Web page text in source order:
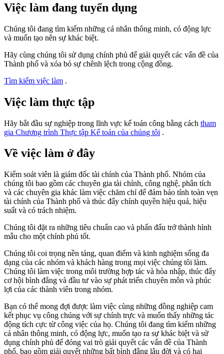
Việc làm đang tuyển dụng
Chúng tôi đang tìm kiếm những cá nhân thông minh, có động lực
và muốn tạo nên sự khác biệt.
Hãy cùng chúng tôi sử dụng chính phủ để giải quyết các vấn đề của
Thành phố và xóa bỏ sự chênh lệch trong cộng đồng.
Tìm kiếm việc làm .
Việc làm thực tập
Hãy bắt đầu sự nghiệp trong lĩnh vực kế toán công bằng cách tham
gia Chương trình Thực tập Kế toán của chúng tôi .
Về việc làm ở đây
Kiểm soát viên là giám đốc tài chính của Thành phố. Nhóm của
chúng tôi bao gồm các chuyên gia tài chính, công nghệ, phân tích
và các chuyên gia khác làm việc chăm chỉ để đảm bảo tính toàn vẹn
tài chính của Thành phố và thúc đẩy chính quyền hiệu quả, hiệu
suất và có trách nhiệm.
Chúng tôi đặt ra những tiêu chuẩn cao và phấn đấu trở thành hình
mẫu cho một chính phủ tốt.
Chúng tôi coi trọng nền tảng, quan điểm và kinh nghiệm sống đa
dạng của các nhóm và khách hàng trong mọi việc chúng tôi làm.
Chúng tôi làm việc trong môi trường hợp tác và hòa nhập, thúc đẩy
cơ hội bình đẳng và đầu tư vào sự phát triển chuyên môn và phúc
lợi của các thành viên trong nhóm.
Bạn có thể mong đợi được làm việc cùng những đồng nghiệp cam
kết phục vụ công chúng với sự chính trực và muốn thấy những tác
động tích cực từ công việc của họ. Chúng tôi đang tìm kiếm những
cá nhân thông minh, có động lực, muốn tạo ra sự khác biệt và sử
dụng chính phủ để đóng vai trò giải quyết các vấn đề của Thành
phố, bao gồm giải quyết những bất bình đẳng lâu đời và có hại